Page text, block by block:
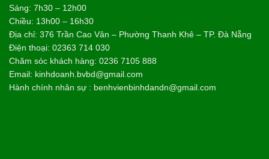
Sáng: 7h30 – 12h00
Chiều: 13h00 – 16h30
Địa chỉ: 376 Trần Cao Vân – Phường Thanh Khê – TP. Đà Nẵng
Điện thoại: 02363 714 030
Chăm sóc khách hàng: 0236 7105 888
Email: kinhdoanh.bvbd@gmail.com
Hành chính nhân sự : benhvienbinhdandn@gmail.com